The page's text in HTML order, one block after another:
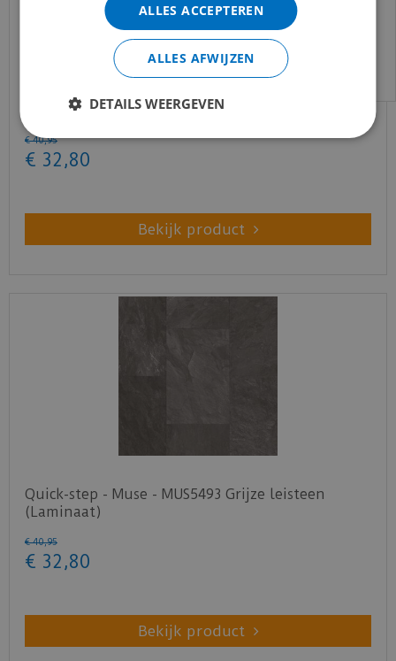
(Laminaat)
€ 40,95
€ 32 ,80
Bekijk product
Quick-step - Muse - MUS5493 Grijze leisteen
(Laminaat)
€ 40,95
€ 32 ,80
Bekijk product
Voor vragen kan je ons bereiken via
info@merkvloerenwinkel.nl
ALLES ACCEPTEREN
ALLES AFWIJZEN
DETAILS WEERGEVEN